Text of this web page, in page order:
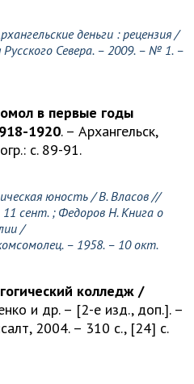
деньги : рецензия /
Севера. – 2009. – № 1. –
в первые годы
1920. – Архангельск,
с. 89-91.
юность /В. Власов //
11 сент. ; Федоров Н.Книга о
/
– 1958. – 10 окт.
колледж /
и др. – [2-е изд., доп.]. –
2004. – 310 с., [24] с.